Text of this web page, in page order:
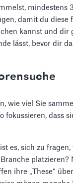
mindestens
damit du diese
kannst und dir
lässt, bevor dir
wie viel Sie
fokussieren, dass
es, sich zu
platzieren?
ihre „These“